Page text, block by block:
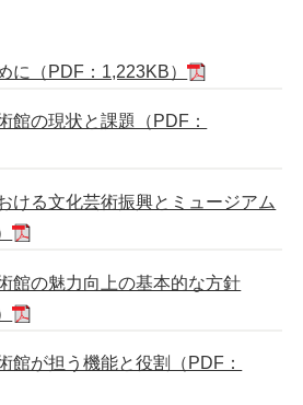
に（PDF：1,223KB）
の現状と課題（PDF：
る文化芸術振興とミュージアム
の魅力向上の基本的な方針
が担う機能と役割（PDF：